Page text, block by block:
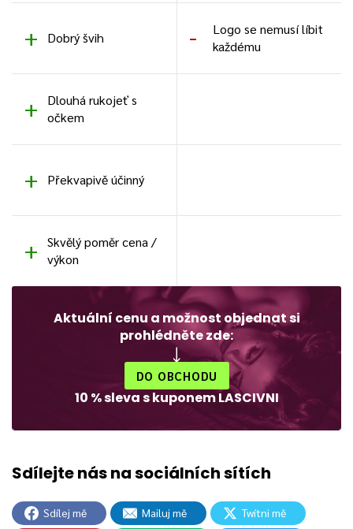
Dobrý švih
Logo se nemusí líbit
každému
Dlouhá rukojeť s
očkem
Překvapivě účinný
Skvělý poměr cena /
výkon
Aktuální cenu a možnost objednat si
prohlédněte zde:
DO OBCHODU
10 % sleva s kuponem LASCIVNI
Sdílej mě Mailuj mě
Twítni mě